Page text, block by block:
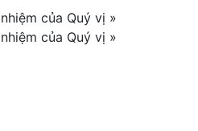
của Quý vị »
của Quý vị »